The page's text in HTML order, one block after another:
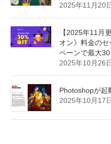
2025年11月20
【2025年11月
オン》料金の
ペーンで最大30
2025年10月26
Photoshopが起
2025年10月17